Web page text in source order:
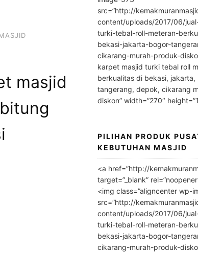
masjid
src=”http://
content/uploads/2017/06/
turki-tebal-roll-meteran-
bekasi-jakarta-bogor-
cikarang-murah-produk-
karpet masjid turki tebal roll
berkualitas di bekasi, jakarta,
tangerang, depok, cikarang
diskon” width=”270″
PILIHAN PRODUK
KEBUTUHAN MASJID
<a href=”http://
target=”_blank”
<img class=”aligncenter wp-
src=”http://
content/uploads/2017/06/
turki-tebal-roll-meteran-
bekasi-jakarta-bogor-
cikarang-murah-produk-